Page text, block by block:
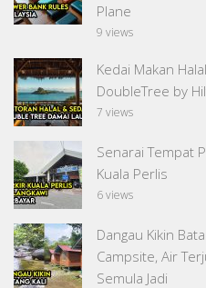
Plane
9 views
Kedai Makan
DoubleTree by
7 views
Senarai Tempat
Kuala Perlis
6 views
Dangau Kikin
Campsite, Air
Semula Jadi